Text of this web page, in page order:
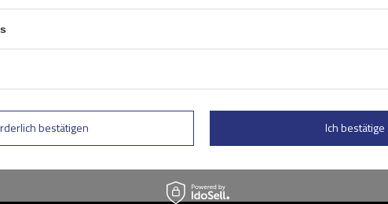
Maximales Fahrradgewicht:15 kg
bestätigen Ich bestätige